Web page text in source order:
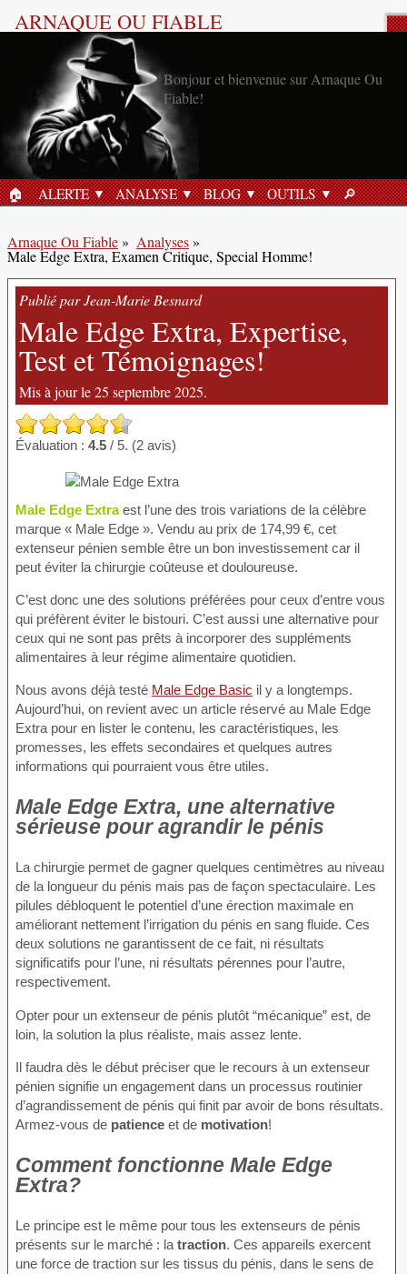
ARNAQUE OU FIABLE
Fiable!
ACCUEIL
🏠︎ ALERTE ANALYSE BLOG OUTILS 🔎︎
Arnaque Ou Fiable» Analyses»
Male Edge Extra, Examen Critique, Special Homme!
Publié par Jean-Marie Besnard
Male Edge Extra, Expertise,
Test et Témoignages!
Mis à jour le 25 septembre 2025.
Évaluation : 4.5 / 5. (2 avis)
Male Edge Extraest l’une des trois variations de la célèbre
marque « Male Edge ». Vendu au prix de 174,99 €, cet
extenseur pénien semble être un bon investissement car il
peut éviter la chirurgie coûteuse et douloureuse.
C’est donc une des solutions préférées pour ceux d’entre vous
qui préfèrent éviter le bistouri. C’est aussi une alternative pour
ceux qui ne sont pas prêts à incorporer des suppléments
alimentaires à leur régime alimentaire quotidien.
Nous avons déjà testé Male Edge Basic il y a longtemps.
Aujourd’hui, on revient avec un article réservé au Male Edge
Extra pour en lister le contenu, les caractéristiques, les
promesses, les effets secondaires et quelques autres
informations qui pourraient vous être utiles.
Male Edge Extra, une alternative
sérieuse pour agrandir le pénis
La chirurgie permet de gagner quelques centimètres au niveau
de la longueur du pénis mais pas de façon spectaculaire. Les
pilules débloquent le potentiel d’une érection maximale en
améliorant nettement l’irrigation du pénis en sang fluide. Ces
deux solutions ne garantissent de ce fait, ni résultats
significatifs pour l’une, ni résultats pérennes pour l’autre,
respectivement.
Opter pour un extenseur de pénis plutôt “mécanique” est, de
loin, la solution la plus réaliste, mais assez lente.
Il faudra dès le début préciser que le recours à un extenseur
pénien signifie un engagement dans un processus routinier
d’agrandissement de pénis qui finit par avoir de bons résultats.
Armez-vous de patience et de motivation!
Comment fonctionne Male Edge
Extra?
Le principe est le même pour tous les extenseurs de pénis
présents sur le marché : la traction. Ces appareils exercent
une force de traction sur les tissus du pénis, dans le sens de